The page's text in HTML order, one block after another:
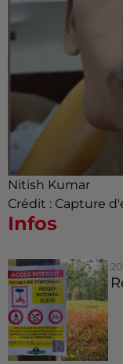
Nitish Kumar
Crédit : Capture
Infos